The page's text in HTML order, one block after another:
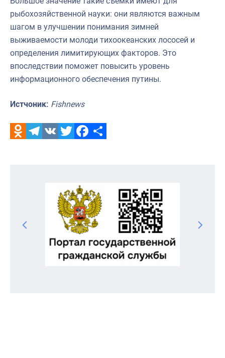
рыбохозяйственной науки: они являются важным
шагом в улучшении понимания зимней
выживаемости молоди тихоокеанских лососей и
определения лимитирующих факторов. Это
впоследствии поможет повысить уровень
информационного обеспечения путины.
Истчоник: Fishnews